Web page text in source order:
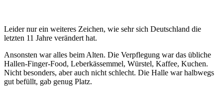
Leider nur ein weiteres Zeichen, wie sehr sich Deutschland die
letzten 11 Jahre verändert hat.
Ansonsten war alles beim Alten. Die Verpflegung war das übliche
Hallen-Finger-Food, Leberkässemmel, Würstel, Kaffee, Kuchen.
Nicht besonders, aber auch nicht schlecht. Die Halle war halbwegs
gut befüllt, gab genug Platz.